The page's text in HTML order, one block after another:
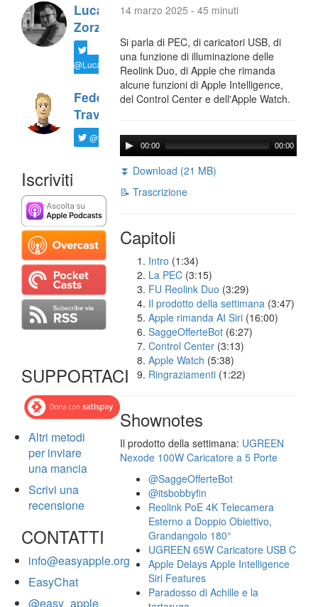
Luca
Zorzi
@LucaTNT
Federico
Travaini
@ftrava
Iscriviti
SUPPORTACI
Altri metodi
per inviare
una mancia
Scrivi una
recensione
CONTATTI
info@easyapple.org
EasyChat
@easy_apple
14 marzo 2025 - 45 minuti
Si parla di PEC, di caricatori USB, di
una funzione di illuminazione delle
Reolink Duo, di Apple che rimanda
alcune funzioni di Apple Intelligence,
del Control Center e dell'Apple Watch.
00:00 00:00
⏬ Download (21 MB)
📝 Trascrizione
Capitoli
Intro (1:34)
La PEC (3:15)
FU Reolink Duo (3:29)
Il prodotto della settimana (3:47)
Apple rimanda AI Siri (16:00)
SaggeOfferteBot (6:27)
Control Center (3:13)
Apple Watch (5:38)
Ringraziamenti (1:22)
Shownotes
Il prodotto della settimana: UGREEN
Nexode 100W Caricatore a 5 Porte
@SaggeOfferteBot
@itsbobbyfin
Reolink PoE 4K Telecamera
Esterno a Doppio Obiettivo,
Grandangolo 180°
UGREEN 65W Caricatore USB C
Apple Delays Apple Intelligence
Siri Features
Paradosso di Achille e la